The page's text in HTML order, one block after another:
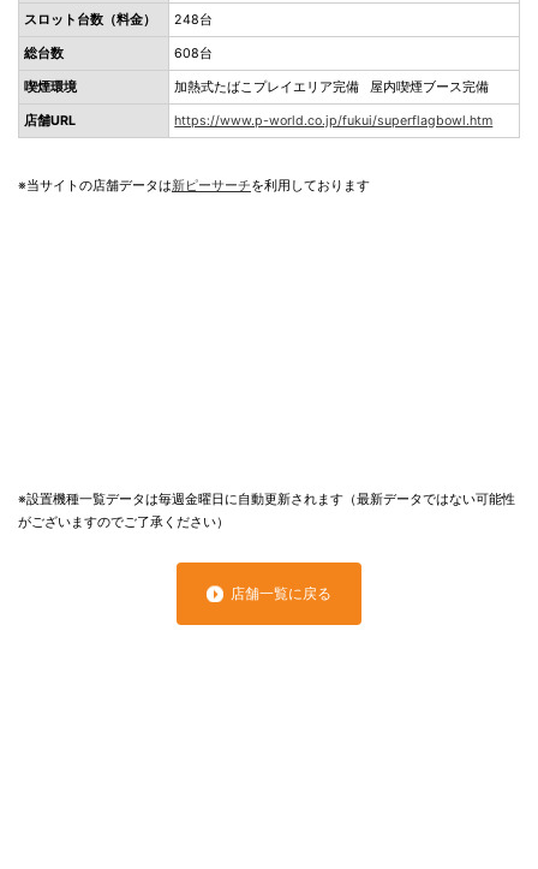
スロット台数（料金） 248台
総台数 608台
喫煙環境 加熱式たばこプレイエリア完備 屋内喫煙ブース完備
店舗URL https://www.p-world.co.jp/fukui/superflagbowl.htm
※当サイトの店舗データは新ピーサーチを利用しております
※設置機種一覧データは毎週金曜日に自動更新されます（最新データではない可能性
がございますのでご了承ください）
店舗一覧に戻る